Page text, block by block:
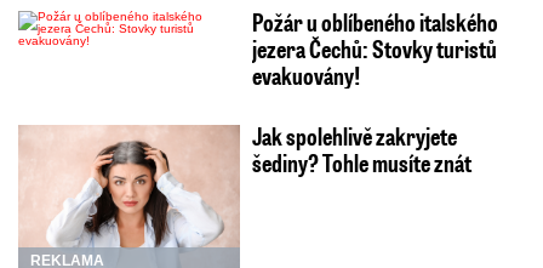
Požár u oblíbeného italského
jezera Čechů: Stovky turistů
evakuovány!
REKLAMA
Jak spolehlivě zakryjete
šediny? Tohle musíte znát